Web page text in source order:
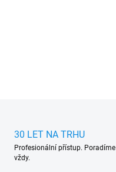
30 LET NA TRHU
Profesionální přístup. Poradíme
vždy.